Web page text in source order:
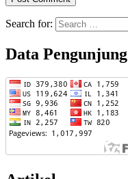
Search for:
Data Pengunjung